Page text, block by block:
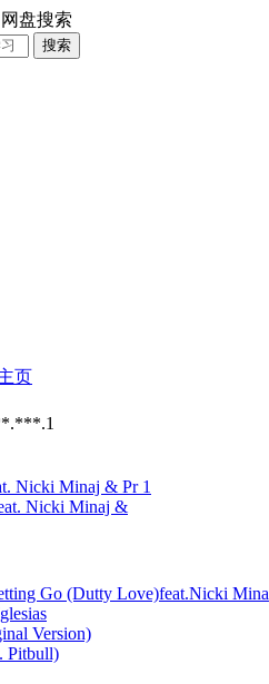
网盘搜索
页
Nicki Minaj & Pr 1
Nicki Minaj &
Go (Dutty Love)feat.Nicki Mina
Version)
Pitbull)